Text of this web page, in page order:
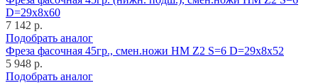
D=29x8x60
7 142 р.
Подобрать аналог
Фреза фасочная 45гр., смен.ножи HM Z2 S=6 D=29x8x52
5 948 р.
Подобрать аналог